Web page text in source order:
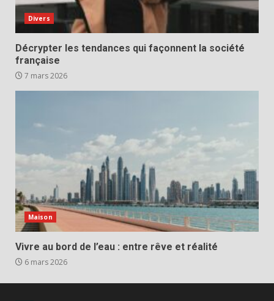
Divers
Décrypter les tendances qui façonnent la société
française
7 mars 2026
Maison
Vivre au bord de l’eau : entre rêve et réalité
6 mars 2026